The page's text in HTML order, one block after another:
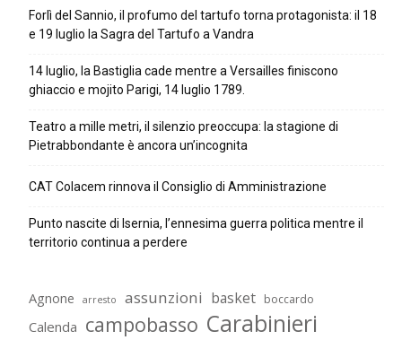
Forlì del Sannio, il profumo del tartufo torna protagonista: il 18
e 19 luglio la Sagra del Tartufo a Vandra
14 luglio, la Bastiglia cade mentre a Versailles finiscono
ghiaccio e mojito Parigi, 14 luglio 1789.
Teatro a mille metri, il silenzio preoccupa: la stagione di
Pietrabbondante è ancora un’incognita
CAT Colacem rinnova il Consiglio di Amministrazione
Punto nascite di Isernia, l’ennesima guerra politica mentre il
territorio continua a perdere
Agnone arresto assunzioni basket boccardo
Calenda campobasso Carabinieri